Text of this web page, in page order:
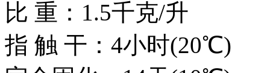
比 重：1.5千克/升
指 触 干：4小时(20℃)